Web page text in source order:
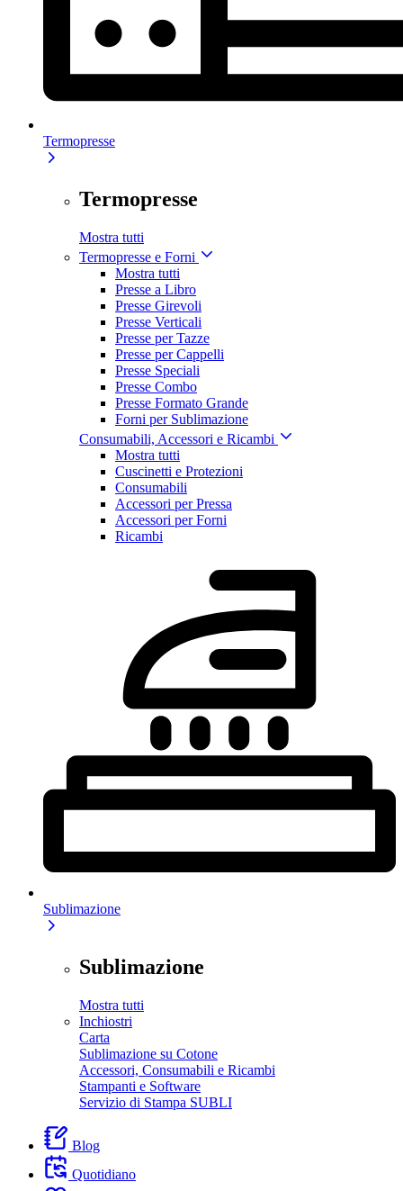
Termopresse
Termopresse
Mostra tutti
Termopresse e Forni
Mostra tutti
Presse a Libro
Presse Girevoli
Presse Verticali
Presse per Tazze
Presse per Cappelli
Presse Speciali
Presse Combo
Presse Formato Grande
Forni per Sublimazione
Consumabili, Accessori e Ricambi
Mostra tutti
Cuscinetti e Protezioni
Consumabili
Accessori per Pressa
Accessori per Forni
Ricambi
Sublimazione
Sublimazione
Mostra tutti
Inchiostri
Carta
Sublimazione su Cotone
Accessori, Consumabili e Ricambi
Stampanti e Software
Servizio di Stampa SUBLI
Blog
Quotidiano